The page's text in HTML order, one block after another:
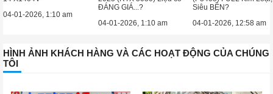
04-01-2026, 1:10 am
ĐÁNG GIÁ...?
04-01-2026, 1:10 am
Siêu BỀN?
04-01-2026, 12:58 am
HÌNH ẢNH KHÁCH HÀNG VÀ CÁC HOẠT ĐỘNG CỦA CHÚNG
TÔI